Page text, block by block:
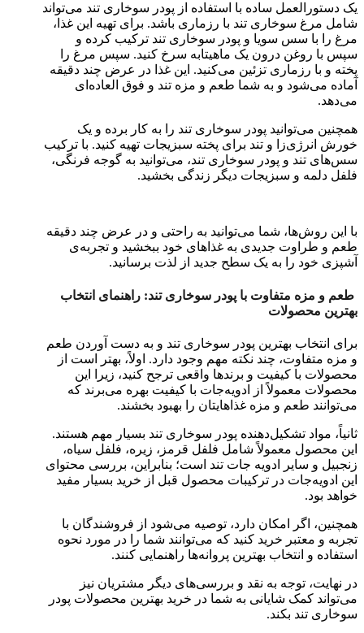
یک دستورالعمل ساده با استفاده از پودر سوخاری تند می‌تواند
شامل مرغ سوخاری تند با رزماری باشد. برای تهیه این غذا،
مرغ را با سس سویا و پودر سوخاری تند ترکیب کرده و
سپس با روغن درون یک ماهیتابه سرخ کنید. سپس مرغ را
پخته و با رزماری تزئین می‌کنید. این غذا در عرض چند دقیقه
آماده می‌شود و به شما طعم و مزه تند و فوق العاده‌ای
می‌دهد.
همچنین می‌توانید پودر سوخاری تند را به کار برده و یک
خورش انرژی‌زا و تند برای پخته سبزیجات تهیه کنید. با ترکیب
سس‌های تند و پودر سوخاری تند، می‌توانید به گوجه فرنگی،
فلفل دلمه و سبزیجات دیگر زندگی بخشید.
با این روش‌ها، شما می‌توانید به راحتی و در عرض چند دقیقه
طعم و طراوت جدیدی به غذاهای خود ببخشید و تجربه‌ی
آشپزی خود را به یک سطح جدید از لذت برسانید.
طعم و مزه متفاوت با پودر سوخاری تند: راهنمای انتخاب
بهترین محصولات
برای انتخاب بهترین پودر سوخاری تند و به دست آوردن طعم
و مزه متفاوت، چند نکته مهم وجود دارد. اولاً، بهتر است از
محصولات با کیفیت و برندها واقعی ترجح کنید، زیرا این
محصولات معمولاً از ادویه‌جات با کیفیت بهره می‌برند که
می‌توانند طعم و مزه غذاهایتان را بهبود بخشند.
ثانیاً، مواد تشکیل‌دهنده پودر سوخاری تند بسیار مهم هستند.
این محصول معمولاً شامل فلفل قرمز، زیره، فلفل سیاه،
زنجبیل و سایر ادویه جات تند است؛ بنابراین، بررسی محتوای
این ادویه‌جات در ترکیبات محصول قبل از خرید بسیار مفید
خواهد بود.
همچنین، اگر امکان دارد، توصیه می‌شود از فروشندگان با
تجربه و معتبر خرید کنید که می‌توانند شما را در مورد نحوه
استفاده و انتخاب بهترین پروانه‌ها راهنمایی کنند.
در نهایت، توجه به نقد و بررسی‌های دیگر مشتریان نیز
می‌تواند کمک شایانی به شما در خرید بهترین محصولات پودر
سوخاری تند بکند.